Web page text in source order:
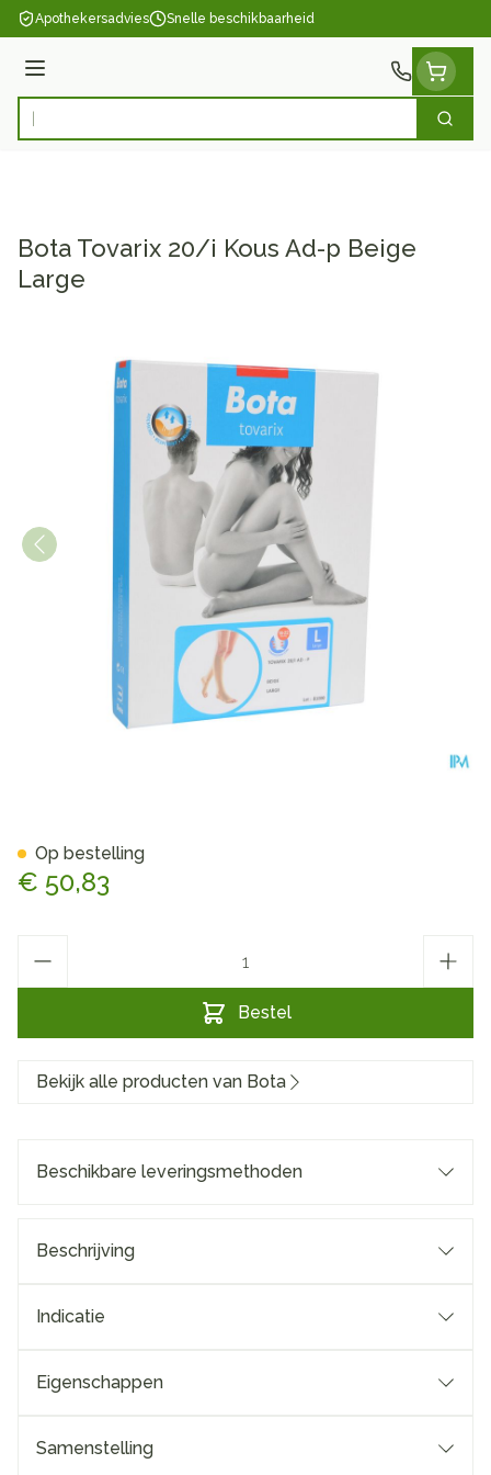
Ga naar de inhoud
Apothekersadvies Snelle beschikbaarheid
Menu
Product, merk, categorie... Zoek
Bota Tovarix 20/i Kous Ad-p Beige
Large
€ 50,83
Bestel
Op bestelling
Bekijk alle producten van Bota
Beschikbare leveringsmethoden
Beschrijving
Indicatie
Eigenschappen
Samenstelling